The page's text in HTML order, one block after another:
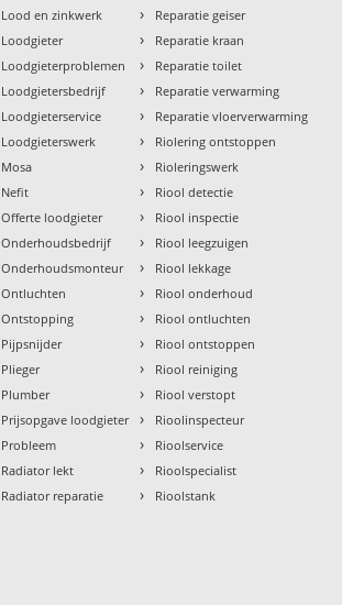
Lood en zinkwerk
Loodgieter
Loodgieterproblemen
Loodgietersbedrijf
Loodgieterservice
Loodgieterswerk
Mosa
Nefit
Offerte loodgieter
Onderhoudsbedrijf
Onderhoudsmonteur
Ontluchten
Ontstopping
Pijpsnijder
Plieger
Plumber
Prijsopgave loodgieter
Probleem
Radiator lekt
Radiator reparatie
› Reparatie geiser
› Reparatie kraan
› Reparatie toilet
› Reparatie verwarming
› Reparatie vloerverwarming
› Riolering ontstoppen
› Rioleringswerk
› Riool detectie
› Riool inspectie
› Riool leegzuigen
› Riool lekkage
› Riool onderhoud
› Riool ontluchten
› Riool ontstoppen
› Riool reiniging
› Riool verstopt
› Rioolinspecteur
› Rioolservice
› Rioolspecialist
› Rioolstank